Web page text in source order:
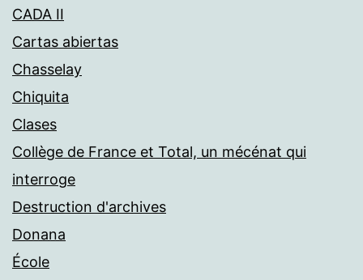
CADA II
Cartas abiertas
Chasselay
Chiquita
Clases
Collège de France et Total, un mécénat qui
interroge
Destruction d'archives
Donana
École